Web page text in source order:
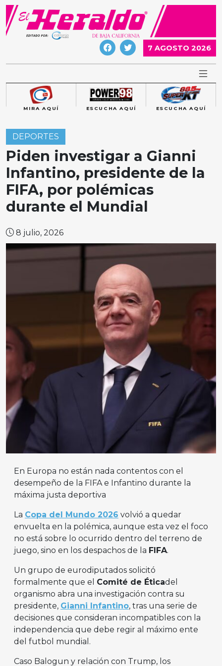
Skip
content
7 AGOSTO 2026
MIRA AQUÍ ESCUCHA AQUÍ ESCUCHA AQUÍ
DEPORTES
Piden investigar a Gianni
Infantino, presidente de la
FIFA, por polémicas
durante el Mundial
8 julio, 2026
En Europa no están nada contentos con el
desempeño de la FIFA e Infantino durante la
máxima justa deportiva
La Copa del Mundo 2026 volvió a quedar
envuelta en la polémica, aunque esta vez el foco
no está sobre lo ocurrido dentro del terreno de
juego, sino en los despachos de la FIFA.
Un grupo de eurodiputados solicitó
formalmente que el Comité de Éticadel
organismo abra una investigación contra su
presidente, Gianni Infantino, tras una serie de
decisiones que consideran incompatibles con la
independencia que debe regir al máximo ente
del futbol mundial.
Caso Balogun y relación con Trump, los